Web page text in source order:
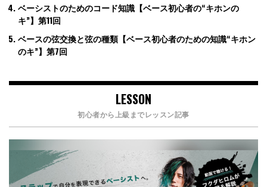
ベーシストのためのコード知識【ベース初心者の“キホンの
キ”】第11回
ベースの弦交換と弦の種類【ベース初心者のための知識“キホン
のキ”】第7回
LESSON
初心者から上級までレッスン記事